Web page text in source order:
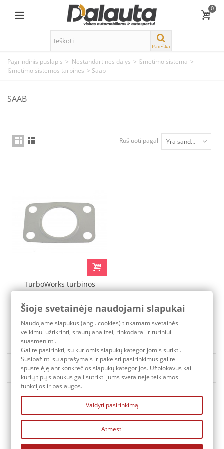
0
Paieška
Pagrindinis puslapis > Nestandartinės dalys > Išmetimo sistema >
Išmetimo sistemos tarpinės > Saab
SAAB
Rūšiuoti pagal Yra sandėlyje
TurboWorks turbinos
Pristatymo terminas: 3-7 d.d.
Rūšiuoti pagal
Šioje svetainėje naudojami slapukai
Naudojame slapukus (angl. cookies) tinkamam svetainės
veikimui užtikrinti, srautų analizei, rinkodarai ir turiniui
suasmeninti.
Galite pasirinkti, su kuriomis slapukų kategorijomis sutikti.
Susipažinti su aprašymais ir pakeisti pasirinkimus galite
spustelėję ant konkrečios slapukų kategorijos. Užblokavus kai
kurių tipų slapukus gali sutrikti jums svetainėje teikiamos
funkcijos ir paslaugos.
Valdyti pasirinkimą
Atmesti